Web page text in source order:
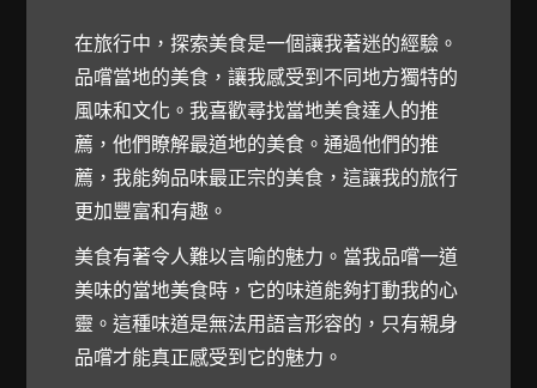
在旅行中，探索美食是一個讓我著迷的經驗。
品嚐當地的美食，讓我感受到不同地方獨特的
風味和文化。我喜歡尋找當地美食達人的推
薦，他們瞭解最道地的美食。通過他們的推
薦，我能夠品味最正宗的美食，這讓我的旅行
更加豐富和有趣。
美食有著令人難以言喻的魅力。當我品嚐一道
美味的當地美食時，它的味道能夠打動我的心
靈。這種味道是無法用語言形容的，只有親身
品嚐才能真正感受到它的魅力。